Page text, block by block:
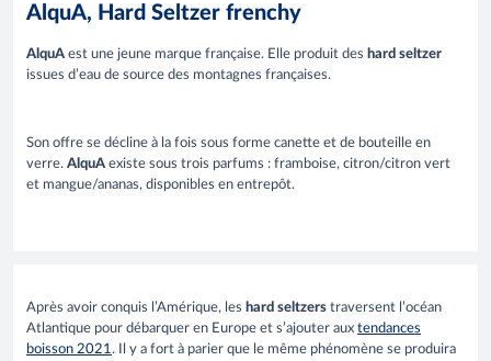
AlquA, Hard Seltzer frenchy
AlquA est une jeune marque française. Elle produit des hard seltzer
issues d’eau de source des montagnes françaises.
Son offre se décline à la fois sous forme canette et de bouteille en
verre. AlquA existe sous trois parfums : framboise, citron/citron vert
et mangue/ananas, disponibles en entrepôt.
Après avoir conquis l’Amérique, les hard seltzers traversent l’océan
Atlantique pour débarquer en Europe et s’ajouter aux tendances
boisson 2021. Il y a fort à parier que le même phénomène se produira